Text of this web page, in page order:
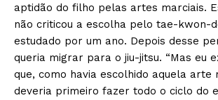
aptidão do filho pelas artes marciais.
não criticou a escolha pelo tae-kwon-
estudado por um ano. Depois desse
queria migrar para o jiu-jitsu. “Mas eu
que, como havia escolhido aquela arte
deveria primeiro fazer todo o ciclo do